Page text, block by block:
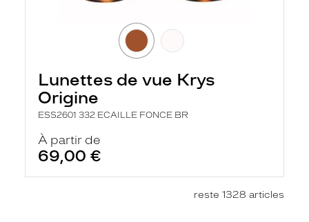
Lunettes de vue Krys
Origine
ESS2601 332 ECAILLE FONCE BR
À partir de
69,00 €
reste 1328 articles